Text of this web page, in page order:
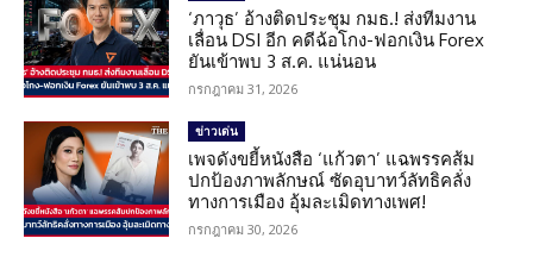
‘ภาวุธ’ อ้างติดประชุม กมธ.! ส่งทีมงาน
เลื่อน DSI อีก คดีฉ้อโกง-ฟอกเงิน Forex
ยันเข้าพบ 3 ส.ค. แน่นอน
กรกฎาคม 31, 2026
ข่าวเด่น
เพจดังขยี้หนังสือ ‘แก้วตา’ แฉพรรคส้ม
ปกป้องภาพลักษณ์ ซัดอุบาทว์ลัทธิคลั่ง
ทางการเมือง อุ้มละเมิดทางเพศ!
กรกฎาคม 30, 2026